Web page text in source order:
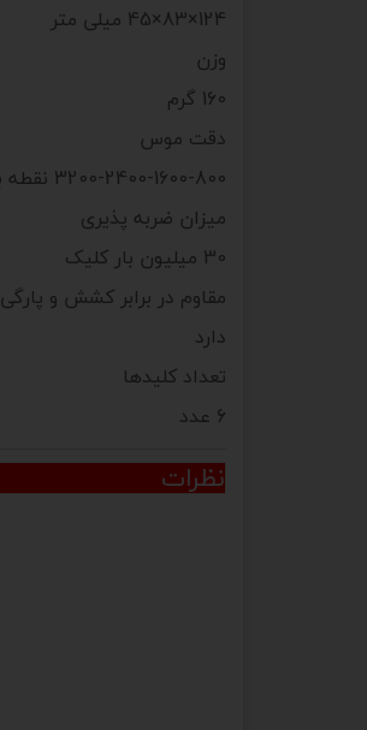
124×83×45 میلی متر
وزن
160 گرم
دقت موس
3200-2400-1600-800 نقطه بر اینچ
میزان ضربه پذیری
30 میلیون بار کلیک
مقاوم در برابر کشش و پارگی
دارد
تعداد کلیدها
6 عدد
نظرات